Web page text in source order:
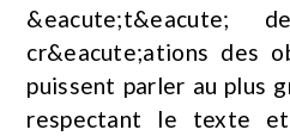
cr&eacute;ations des
puissent parler au plus
respectant le texte